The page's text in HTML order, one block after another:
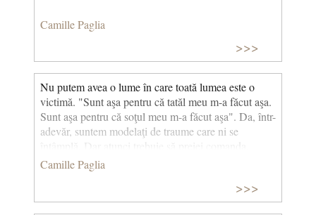
Camille Paglia
>>>
Nu putem avea o lume în care toată lumea este o
victimă. "Sunt aşa pentru că tatăl meu m-a făcut aşa.
Sunt aşa pentru că soţul meu m-a făcut aşa". Da, într-
adevăr, suntem modelaţi de traume care ni se
întâmplă. Dar atunci trebuie să preiei comanda,
trebuie să preiei controlul, eşti responsabil. © CCC
Camille Paglia
>>>